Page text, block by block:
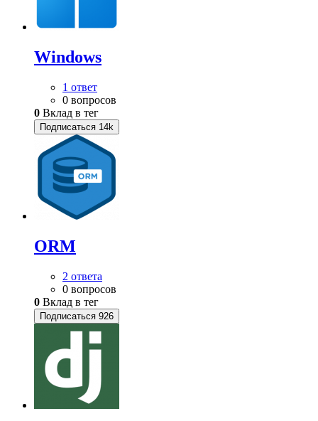
Windows
1 ответ
0 вопросов
0 Вклад в тег
Подписаться 14k
ORM
2 ответа
0 вопросов
0 Вклад в тег
Подписаться 926